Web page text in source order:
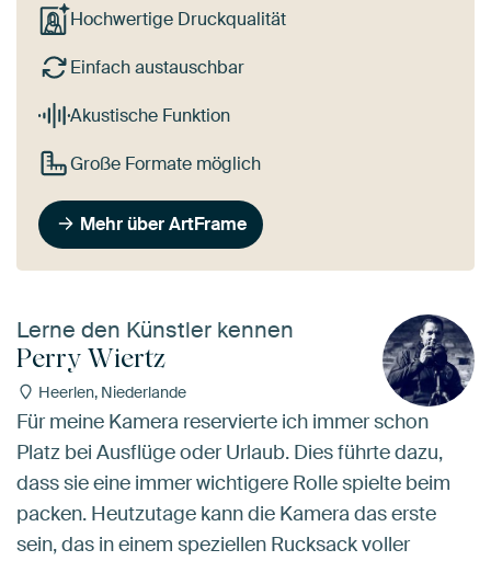
Hochwertige Druckqualität
Einfach austauschbar
Akustische Funktion
Große Formate möglich
Mehr über ArtFrame
Lerne den Künstler kennen
Perry Wiertz
Heerlen, Niederlande
Für meine Kamera reservierte ich immer schon
Platz bei Ausflüge oder Urlaub. Dies führte dazu,
dass sie eine immer wichtigere Rolle spielte beim
packen. Heutzutage kann die Kamera das erste
sein, das in einem speziellen Rucksack voller